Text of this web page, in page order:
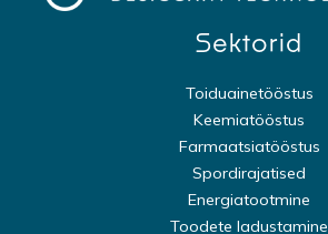
Sektorid
Toiduainetööstus
Keemiatööstus
Farmaatsiatööstus
Spordirajatised
Energiatootmine
Toodete ladustamine